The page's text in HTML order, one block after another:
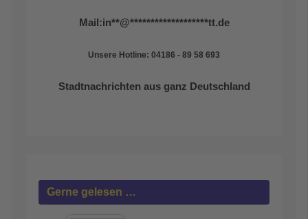
Mail:in**@*******************tt.de
Unsere Hotline: 04186 - 89 58 693
Stadtnachrichten aus ganz Deutschland
Gerne gelesen …